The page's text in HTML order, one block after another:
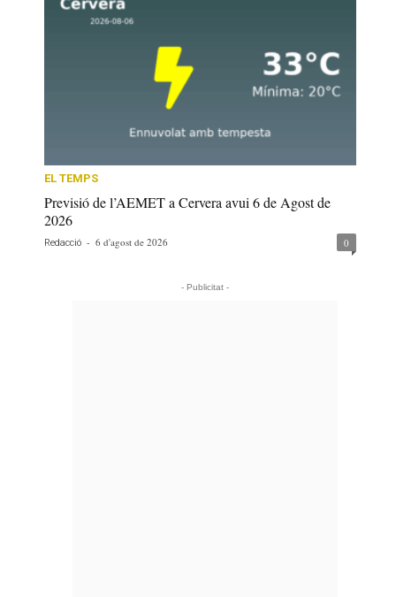
EL TEMPS
Previsió de l’AEMET a Cervera avui 6 de Agost de
2026
Redacció - 6 d'agost de 2026 0
- Publicitat -